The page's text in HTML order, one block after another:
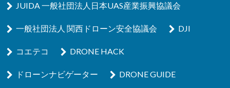
JUIDA 一般社団法人日本UAS産業振興協議会
一般社団法人 関西ドローン安全協議会 DJI
コエテコ DRONE HACK
ドローンナビゲーター DRONE GUIDE